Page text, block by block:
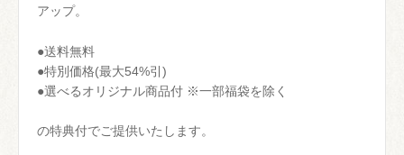
アップ。
●送料無料
●特別価格(最大54%引)
●選べるオリジナル商品付 ※一部福袋を除く
の特典付でご提供いたします。